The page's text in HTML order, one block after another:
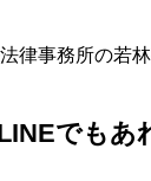
事務所の若林
でも